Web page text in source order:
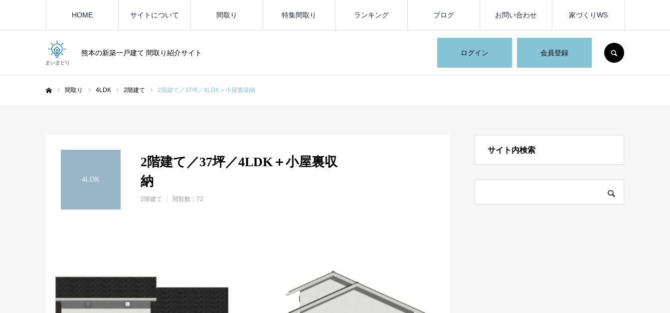
熊本の新築一戸建て 間取り紹介サイト ログイン 会員登録
HOME サイトについて 間取り 特集間取り ランキング ブログ お問い合わせ 家づくりWS
間取り 4LDK 2階建て 2階建て／37坪／4LDK＋小屋裏収納
4LDK
2階建て／37坪／4LDK＋小屋裏収
納
2階建て 閲覧数：72
サイト内検索